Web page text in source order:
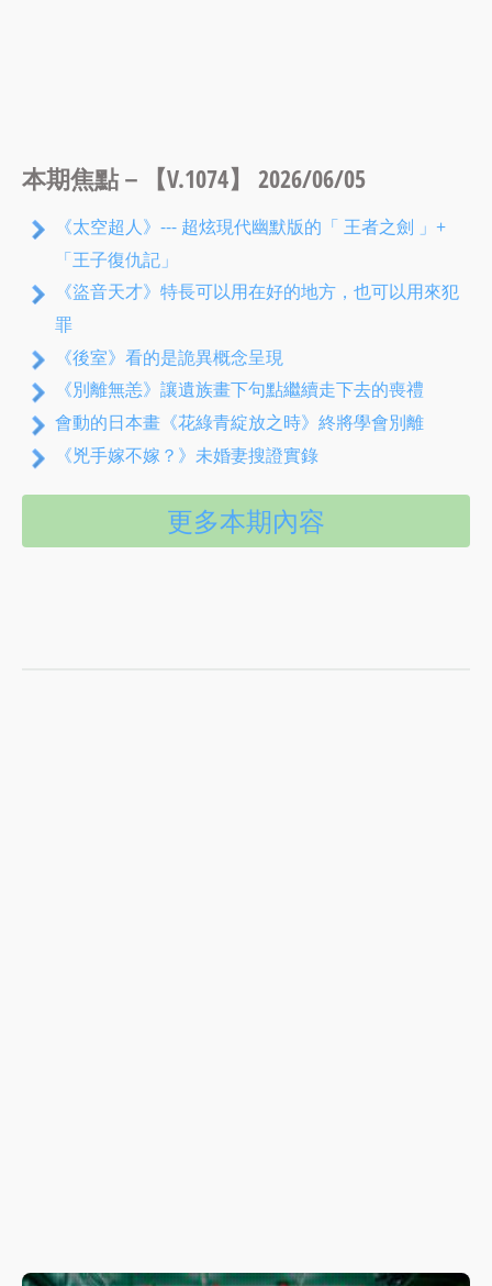
本期焦點－【V.1074】 2026/06/05
《太空超人》--- 超炫現代幽默版的「 王者之劍 」+
「王子復仇記」
《盜音天才》特長可以用在好的地方，也可以用來犯
罪
《後室》看的是詭異概念呈現
《別離無恙》讓遺族畫下句點繼續走下去的喪禮
會動的日本畫《花綠青綻放之時》終將學會別離
《兇手嫁不嫁？》未婚妻搜證實錄
更多本期內容